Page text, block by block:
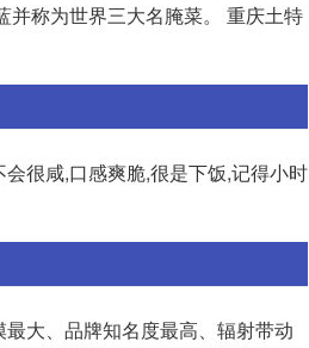
并称为世界三大名腌菜。 重庆土特
很咸,口感爽脆,很是下饭,记得小时
大、品牌知名度最高、辐射带动